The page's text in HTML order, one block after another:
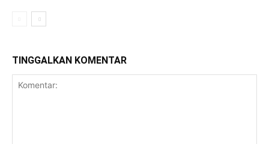
TINGGALKAN KOMENTAR